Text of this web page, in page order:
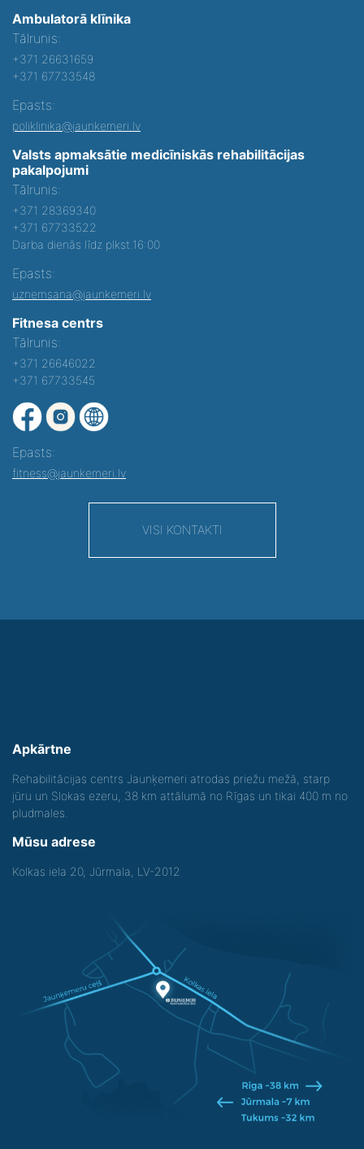
Ambulatorā klīnika
Tālrunis:
+371 26631659
+371 67733548
Epasts:
poliklinika@jaunkemeri.lv
Valsts apmaksātie medicīniskās rehabilitācijas
pakalpojumi
Tālrunis:
+371 28369340
+371 67733522
Darba dienās līdz plkst.16:00
Epasts:
uznemsana@jaunkemeri.lv
Fitnesa centrs
Tālrunis:
+371 26646022
+371 67733545
Epasts:
fitness@jaunkemeri.lv
VISI KONTAKTI
Apkārtne
Rehabilitācijas centrs Jaunķemeri atrodas priežu mežā, starp
jūru un Slokas ezeru, 38 km attālumā no Rīgas un tikai 400 m no
pludmales.
Mūsu adrese
Kolkas iela 20, Jūrmala, LV-2012